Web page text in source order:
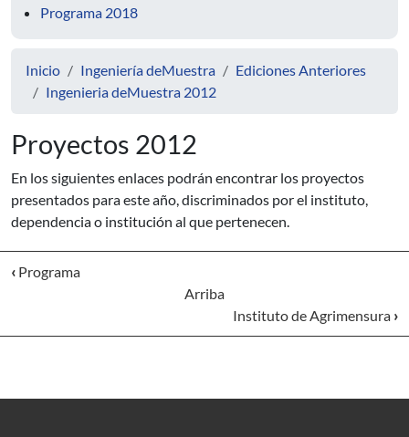
Programa 2018
Inicio Ingeniería deMuestra
Ediciones Anteriores
Ingenieria deMuestra 2012
Proyectos 2012
En los siguientes enlaces podrán encontrar los proyectos
presentados para este año, discriminados por el instituto,
dependencia o institución al que pertenecen.
‹ Programa
Arriba
Instituto de Agrimensura ›